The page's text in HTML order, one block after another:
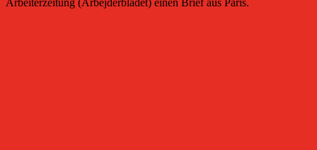
Arbeiterzeitung (Arbejderbladet) einen Brief aus Paris.